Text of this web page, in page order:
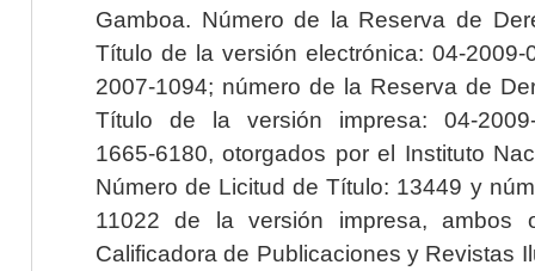
Gamboa. Número de la Reserva de
Título de la versión electrónica: 04-2009-
2007-1094; número de la Reserva de
Título de la versión impresa: 04-2009-
1665-6180, otorgados por el Instituto
Número de Licitud de Título: 13449 y
11022 de la versión impresa, ambos
Calificadora de Publicaciones y Revistas